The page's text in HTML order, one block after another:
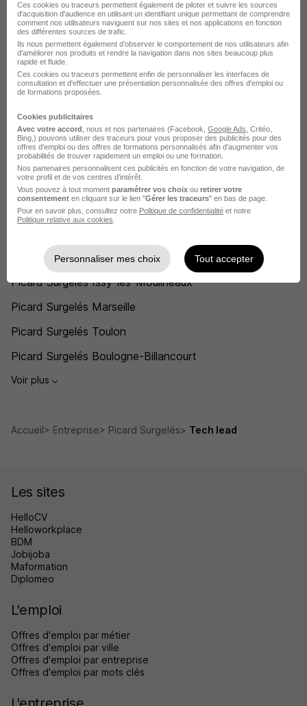
Responsable de magasin Picard Surgelés
Vendeur polyvalent Picard Surgelés
Vendeur show room Picard Surgelés
Vendeur de fruits et légumes Picard Surgelés
Assistant de gestion Picard Surgelés
Voir plus
Voir toutes les offres par métier chez Picard Surgelés
L'emploi chez Picard Surgelés par Ville
Picard Surgelés Fontainebleau
Picard Surgelés Issy-les-Moulineaux
Picard Surgelés Marseille
Picard Surgelés Toulon
Picard Surgelés Boulogne-Billancourt
Voir plus
Accueil Entreprise Picard Surgelés Tech lead
Les sites
HelloCV
Helloworkplace
BDM
Jobijoba
Maformation
Diplomeo
L'emploi
Offres d'emploi par métier
Offres d'emploi par ville
Offres d'emploi par entreprise
Offres d'emploi par mots clés
Ces cookies ou traceurs permettent également de piloter et suivre les sources
d'acquisition d'audience en utilisant un identifiant unique permettant de comprendre
comment nos utilisateurs naviguent sur nos sites et nos applications en fonction
des différentes sources de trafic.
Ils nous permettent également d’observer le comportement de nos utilisateurs afin
d'améliorer nos produits et rendre la navigation dans nos sites beaucoup plus
rapide et fluide.
Ces cookies ou traceurs permettent enfin de personnaliser les interfaces de
consultation et d'effectuer une présentation personnalisée des offres d'emploi ou
de formations proposées.
Cookies publicitaires
Avec votre accord , nous et nos partenaires (Facebook, Google Ads , Critéo,
Bing,) pouvons utiliser des traceurs pour vous proposer des publicités pour des
offres d’emploi ou des offres de formations personnalisés afin d’augmenter vos
probabilités de trouver rapidement un emploi ou une formation.
Nos partenaires personnalisent ces publicités en fonction de votre navigation, de
votre profil et de vos centres d’intérêt.
Vous pouvez à tout moment paramétrer vos choix ou retirer votre
consentement en cliquant sur le lien "Gérer les traceurs" en bas de page.
Pour en savoir plus, consultez notre Politique de confidentialité et notre
Politique relative aux cookies
Personnaliser mes choix Tout accepter